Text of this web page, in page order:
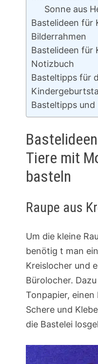
Sonne aus
Bastelideen für
Bilderrahmen
Bastelideen für
Notizbuch
Basteltipps für
Basteltipps
Tiere mit
basteln
Raupe aus
Um die kleine
benötig t man
Kreislocher und
Bürolocher.
Tonpapier,
Schere und
die Bastelei